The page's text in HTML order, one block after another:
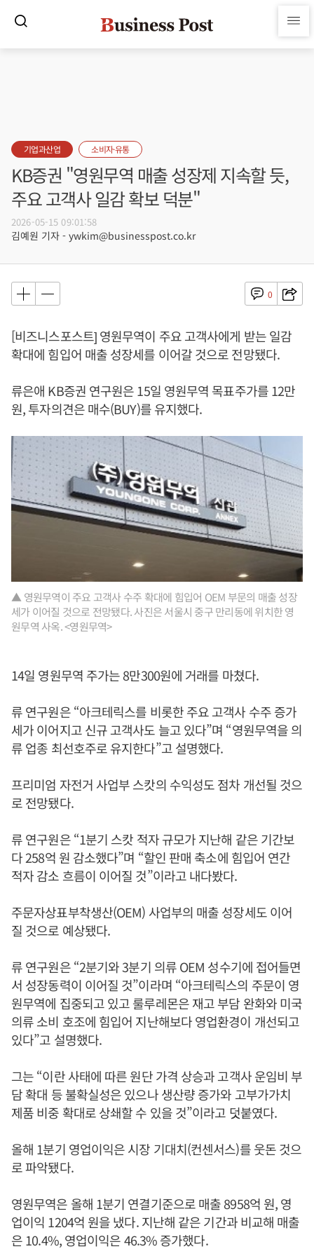
기업과산업 소비자·유통
KB증권 "영원무역 매출 성장제 지속할 듯,
주요 고객사 일감 확보 덕분"
2026-05-15 09:01:58
김예원 기자 - ywkim@businesspost.co.kr
0
[비즈니스포스트] 영원무역이 주요 고객사에게 받는 일감
확대에 힘입어 매출 성장세를 이어갈 것으로 전망됐다.
류은애 KB증권 연구원은 15일 영원무역 목표주가를 12만
원, 투자의견은 매수(BUY)를 유지했다.
▲ 영원무역이 주요 고객사 수주 확대에 힘입어 OEM 부문의 매출 성장
세가 이어질 것으로 전망됐다. 사진은 서울시 중구 만리동에 위치한 영
원무역 사옥. <영원무역>
14일 영원무역 주가는 8만300원에 거래를 마쳤다.
류 연구원은 “아크테릭스를 비롯한 주요 고객사 수주 증가
세가 이어지고 신규 고객사도 늘고 있다”며 “영원무역을 의
류 업종 최선호주로 유지한다”고 설명했다.
프리미엄 자전거 사업부 스캇의 수익성도 점차 개선될 것으
로 전망됐다.
류 연구원은 “1분기 스캇 적자 규모가 지난해 같은 기간보
다 258억 원 감소했다”며 “할인 판매 축소에 힘입어 연간
적자 감소 흐름이 이어질 것”이라고 내다봤다.
주문자상표부착생산(OEM) 사업부의 매출 성장세도 이어
질 것으로 예상됐다.
류 연구원은 “2분기와 3분기 의류 OEM 성수기에 접어들면
서 성장동력이 이어질 것”이라며 “아크테릭스의 주문이 영
원무역에 집중되고 있고 룰루레몬은 재고 부담 완화와 미국
의류 소비 호조에 힘입어 지난해보다 영업환경이 개선되고
있다”고 설명했다.
그는 “이란 사태에 따른 원단 가격 상승과 고객사 운임비 부
담 확대 등 불확실성은 있으나 생산량 증가와 고부가가치
제품 비중 확대로 상쇄할 수 있을 것”이라고 덧붙였다.
올해 1분기 영업이익은 시장 기대치(컨센서스)를 웃돈 것으
로 파악됐다.
영원무역은 올해 1분기 연결기준으로 매출 8958억 원, 영
업이익 1204억 원을 냈다. 지난해 같은 기간과 비교해 매출
은 10.4%, 영업이익은 46.3% 증가했다.